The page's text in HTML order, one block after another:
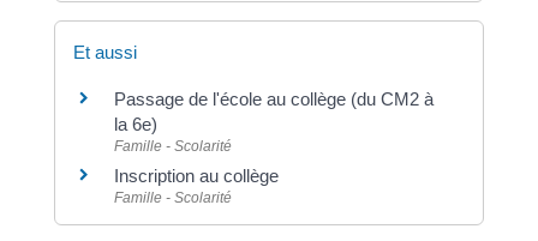
Et aussi
Passage de l'école au collège (du CM2 à
la 6e)
Famille - Scolarité
Inscription au collège
Famille - Scolarité